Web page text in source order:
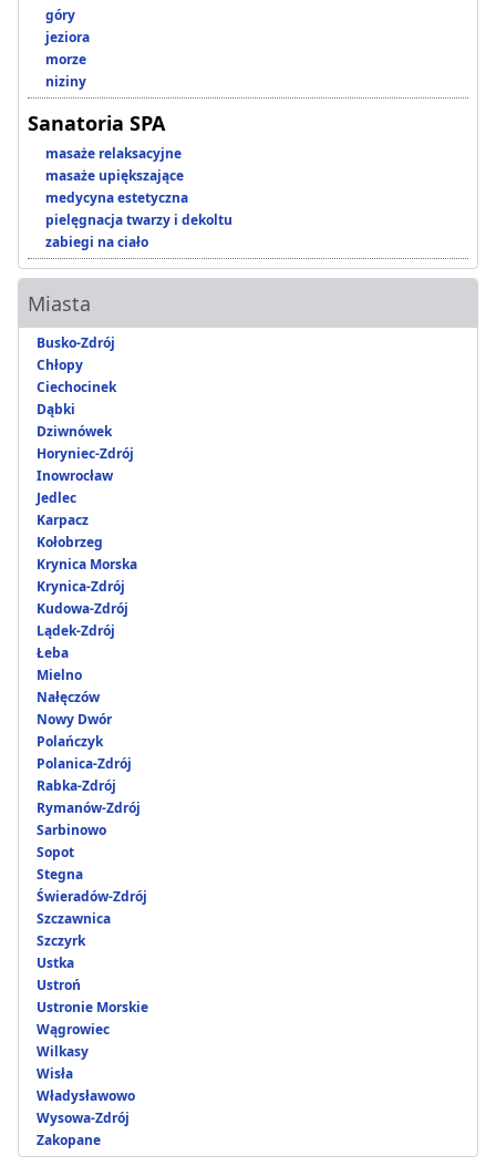
góry
jeziora
morze
niziny
Sanatoria SPA
masaże relaksacyjne
masaże upiększające
medycyna estetyczna
pielęgnacja twarzy i dekoltu
zabiegi na ciało
Miasta
Busko-Zdrój
Chłopy
Ciechocinek
Dąbki
Dziwnówek
Horyniec-Zdrój
Inowrocław
Jedlec
Karpacz
Kołobrzeg
Krynica Morska
Krynica-Zdrój
Kudowa-Zdrój
Lądek-Zdrój
Łeba
Mielno
Nałęczów
Nowy Dwór
Polańczyk
Polanica-Zdrój
Rabka-Zdrój
Rymanów-Zdrój
Sarbinowo
Sopot
Stegna
Świeradów-Zdrój
Szczawnica
Szczyrk
Ustka
Ustroń
Ustronie Morskie
Wągrowiec
Wilkasy
Wisła
Władysławowo
Wysowa-Zdrój
Zakopane